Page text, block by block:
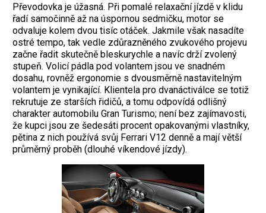
Převodovka je úžasná. Při pomalé relaxační jízdě v klidu
řadí samočinně až na úspornou sedmičku, motor se
odvaluje kolem dvou ­tisíc otáček. Jakmile však nasadíte
ostré tempo, tak vedle zdůrazněného zvukového projevu
začne řadit skutečně bleskurychle a navíc drží zvolený
stupeň. Volicí pádla pod volantem jsou ve snadném
dosahu, rovněž ergonomie s dvousměrně nastavitelným
volantem je vynikající. Klientela pro dvanáctiválce se totiž
rekrutuje ze starších řidičů, a tomu odpovídá odlišný
charakter automobilu Gran Turismo; není bez zajímavosti,
že kupci jsou ze šedesáti procent opakovanými vlastníky,
pětina z nich používá svůj Ferrari V12 denně a mají větší
průměrný proběh (dlouhé víkendové jízdy).